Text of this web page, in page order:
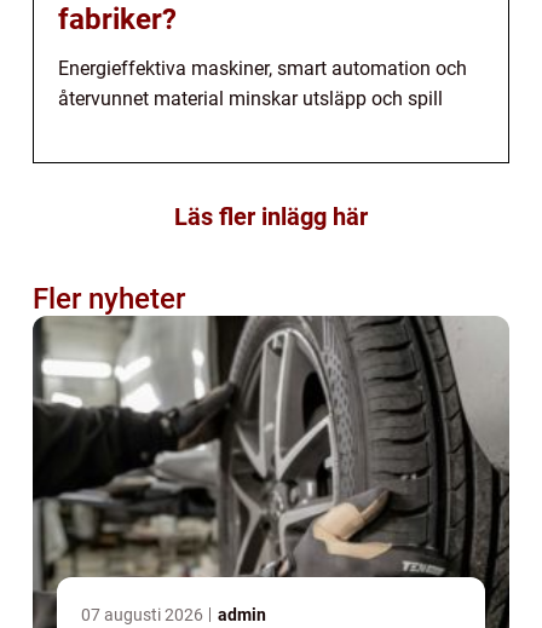
fabriker?
Energieffektiva maskiner, smart automation och
återvunnet material minskar utsläpp och spill
Läs fler inlägg här
Fler nyheter
07 augusti 2026 admin